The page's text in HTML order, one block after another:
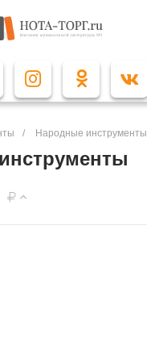
/ Народные инструменты